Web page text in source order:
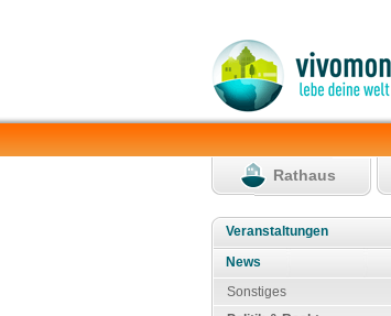
Rathaus
Veranstaltungen
News
Sonstiges